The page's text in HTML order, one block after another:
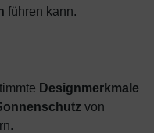
führen kann.
Designmerkmale
von